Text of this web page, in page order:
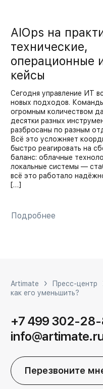
AIOps на
технические,
операционные
кейсы
Сегодня управление ИТ
новых подходов.
огромным количеством
десятки разных
разбросаны по разным
Всё это усложняет
быстро реагировать на
баланс: облачные
локальные системы —
всё это работало
[…]
Подробнее
Artimate Пресс-центр
как его уменьшить?
+7 499 302-
Перезвоните